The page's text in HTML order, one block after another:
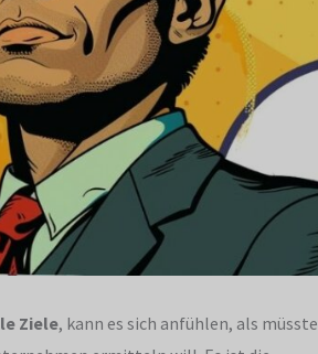
Ziele, kann es sich anfühlen, als müsste